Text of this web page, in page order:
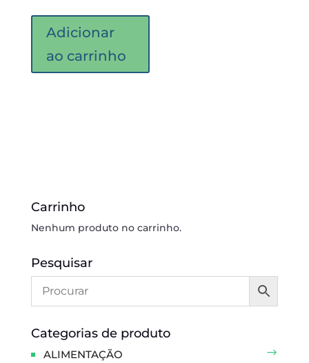
Adicionar
ao carrinho
Carrinho
Nenhum produto no carrinho.
Pesquisar
Categorias de produto
ALIMENTAÇÃO